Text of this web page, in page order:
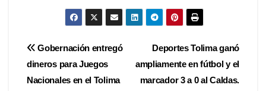
Navegación
de
Deportes Tolima ganó
ampliamente en fútbol y el
marcador 3 a 0 al Caldas.
Gobernación entregó
dineros para Juegos
Nacionales en el Tolima